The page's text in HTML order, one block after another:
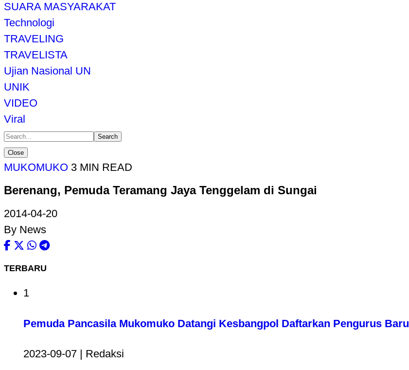
SUARA MASYARAKAT
Technologi
TRAVELING
TRAVELISTA
Ujian Nasional UN
UNIK
VIDEO
Viral
Search
Close
MUKOMUKO 3 MIN READ
Berenang, Pemuda Teramang Jaya Tenggelam di Sungai
2014-04-20
By News
TERBARU
1
Pemuda Pancasila Mukomuko Datangi Kesbangpol Daftarkan Pengurus Baru
2023-09-07 | Redaksi